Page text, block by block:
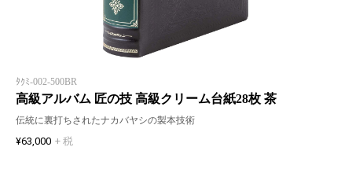
ﾀｸﾐ-002-500BR
高級アルバム 匠の技 高級クリーム台紙28枚 茶
伝統に裏打ちされたナカバヤシの製本技術
¥63,000 + 税